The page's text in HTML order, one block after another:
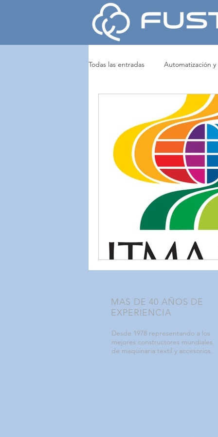
Todas las entradas Automatización y
Tejeduría y
Tintura y Acabados MARZOLI
MAS DE 40 AÑOS DE
EXPERIENCIA
Desde 1978 representando a los
mejores constructores mundiales
de maquinaria textil y accesorios.